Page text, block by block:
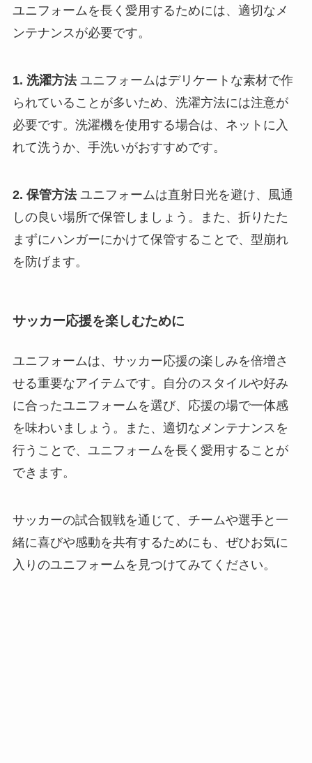
ユニフォームを長く愛用するためには、適切なメ
ンテナンスが必要です。
1. 洗濯方法ユニフォームはデリケートな素材で作
られていることが多いため、洗濯方法には注意が
必要です。洗濯機を使用する場合は、ネットに入
れて洗うか、手洗いがおすすめです。
2. 保管方法ユニフォームは直射日光を避け、風通
しの良い場所で保管しましょう。また、折りたた
まずにハンガーにかけて保管することで、型崩れ
を防げます。
サッカー応援を楽しむために
ユニフォームは、サッカー応援の楽しみを倍増さ
せる重要なアイテムです。自分のスタイルや好み
に合ったユニフォームを選び、応援の場で一体感
を味わいましょう。また、適切なメンテナンスを
行うことで、ユニフォームを長く愛用することが
できます。
サッカーの試合観戦を通じて、チームや選手と一
緒に喜びや感動を共有するためにも、ぜひお気に
入りのユニフォームを見つけてみてください。